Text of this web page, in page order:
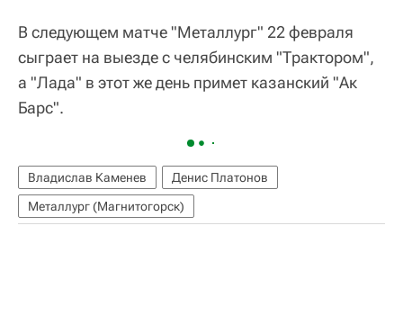
В следующем матче "Металлург" 22 февраля
сыграет на выезде с челябинским "Трактором",
а "Лада" в этот же день примет казанский "Ак
Барс".
Владислав Каменев
Денис Платонов
Металлург (Магнитогорск)